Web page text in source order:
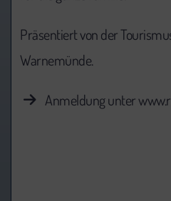
Präsentiert von der
Warnemünde.
Anmeldung unter